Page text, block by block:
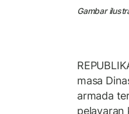
Gambar
masa
armada
pelayaran